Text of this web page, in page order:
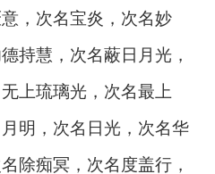
，次名宝炎，次名妙
持慧，次名蔽日月光，
上琉璃光，次名最上
明，次名日光，次名华
除痴冥，次名度盖行，